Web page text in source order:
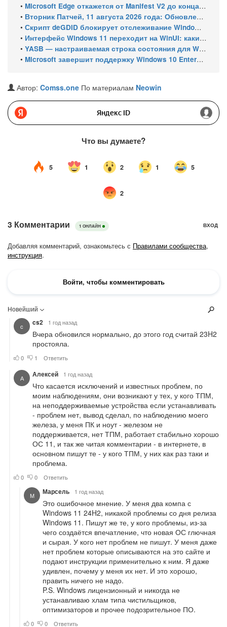
• Microsoft Edge откажется от Manifest V2 до конца 2026 года – классический uBlock Origin перестанет работать
• Вторник Патчей, 11 августа 2026 года: Обновления безопасности для Windows 11 (включая KB5121003), ESU-обновления для Windows 10
• Скрипт deGDID блокирует отслеживание Windows по глобальному идентификатору устройства
• Интерфейс Windows 11 переходит на WinUI: какие системные элементы обновит Microsoft
• YASB — настраиваемая строка состояния для Windows с виджетами и поддержкой нескольких мониторов
• Microsoft завершит поддержку Windows 10 Enterprise LTSC 2021 в январе 2027 года. ESU продлят обновления до января 2030 года
Автор: Comss.one По материалам Neowin